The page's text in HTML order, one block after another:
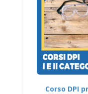
Corso DPI